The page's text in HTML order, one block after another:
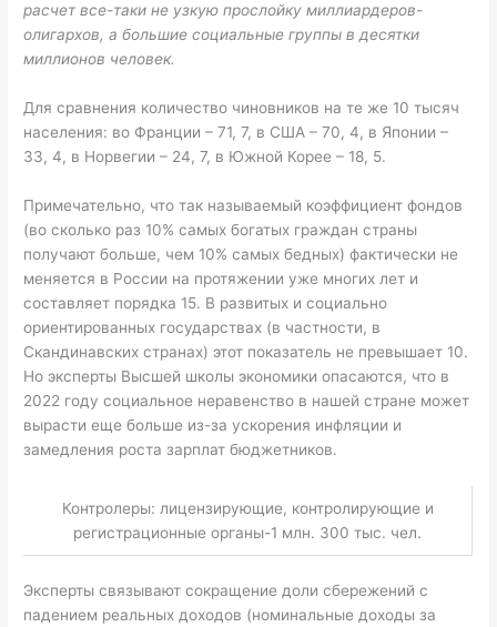
расчет все-таки не узкую прослойку миллиардеров-
олигархов, а большие социальные группы в десятки
миллионов человек.
Для сравнения количество чиновников на те же 10 тысяч
населения: во Франции – 71, 7, в США – 70, 4, в Японии –
33, 4, в Норвегии – 24, 7, в Южной Корее – 18, 5.
Примечательно, что так называемый коэффициент фондов
(во сколько раз 10% самых богатых граждан страны
получают больше, чем 10% самых бедных) фактически не
меняется в России на протяжении уже многих лет и
составляет порядка 15. В развитых и социально
ориентированных государствах (в частности, в
Скандинавских странах) этот показатель не превышает 10.
Но эксперты Высшей школы экономики опасаются, что в
2022 году социальное неравенство в нашей стране может
вырасти еще больше из-за ускорения инфляции и
замедления роста зарплат бюджетников.
Контролеры: лицензирующие, контролирующие и
регистрационные органы-1 млн. 300 тыс. чел.
Эксперты связывают сокращение доли сбережений с
падением реальных доходов (номинальные доходы за